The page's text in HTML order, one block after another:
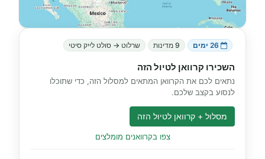
9 מדינות שרלוט → סולט לייק סיטי
השכירו קרוואן לטיול הזה
נתאים לכם את הקרוואן המתאים למסלול הזה, כדי שתוכלו
לנסוע בקצב שלכם.
מסלול + קרוואן לטיול הזה
צפו בקרוואנים מומלצים